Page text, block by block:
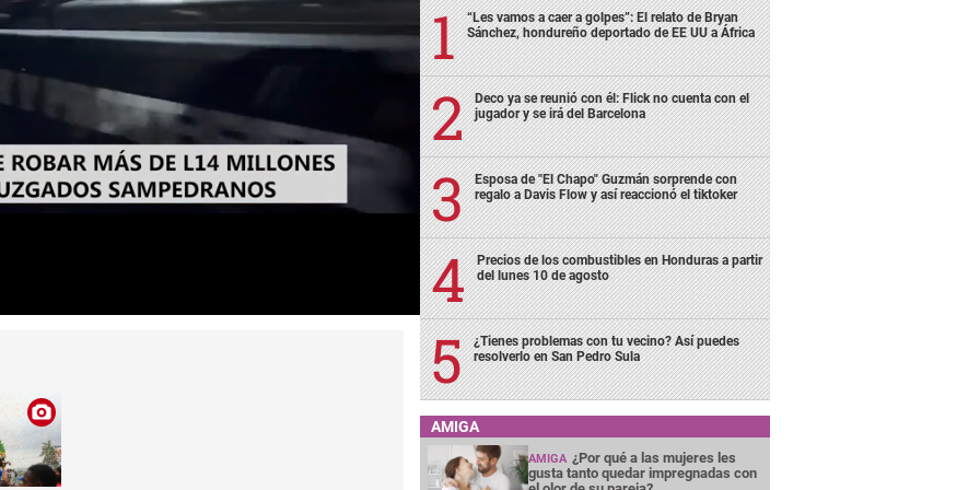
“Les vamos a caer a golpes”: El relato de Bryan
Sánchez, hondureño deportado de EE UU a África
Deco ya se reunió con él: Flick no cuenta con el
jugador y se irá del Barcelona
Esposa de "El Chapo" Guzmán sorprende con
regalo a Davis Flow y así reaccionó el tiktoker
Precios de los combustibles en Honduras a partir
del lunes 10 de agosto
¿Tienes problemas con tu vecino? Así puedes
resolverlo en San Pedro Sula
AMIGA
AMIGA ¿Por qué a las mujeres les
gusta tanto quedar impregnadas con